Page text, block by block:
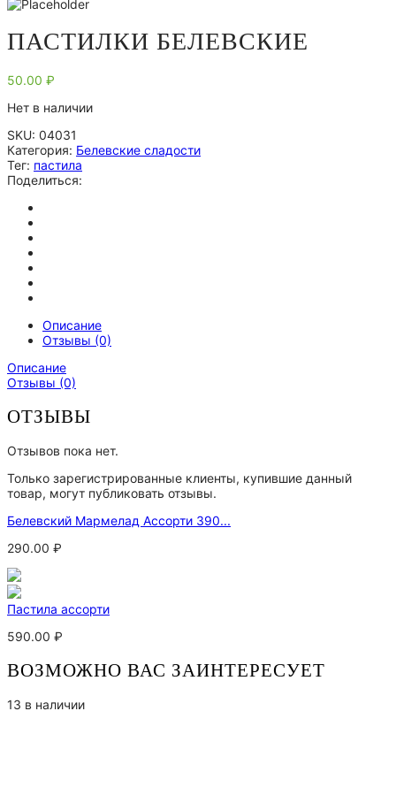
ПАСТИЛКИ БЕЛЕВСКИЕ
50.00 ₽
Нет в наличии
SKU: 04031
Категория: Белевские сладости
Тег: пастила
Поделиться:
Описание
Отзывы (0)
Описание
Отзывы (0)
ОТЗЫВЫ
Отзывов пока нет.
Только зарегистрированные клиенты, купившие данный
товар, могут публиковать отзывы.
Белевский Мармелад Ассорти 390...
290.00 ₽
Пастила ассорти
590.00 ₽
ВОЗМОЖНО ВАС ЗАИНТЕРЕСУЕТ
13 в наличии